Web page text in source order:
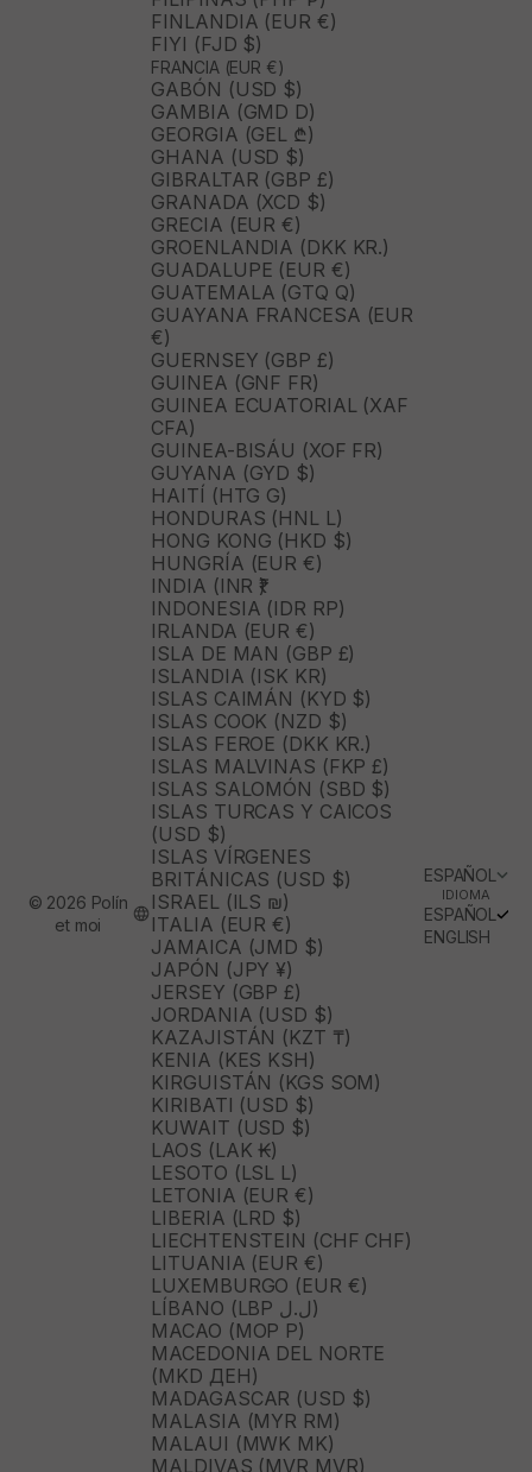
FINLANDIA (EUR €)
FIYI (FJD $)
FRANCIA (EUR €)
GABÓN (USD $)
GAMBIA (GMD D)
GEORGIA (GEL ₾)
GHANA (USD $)
GIBRALTAR (GBP £)
GRANADA (XCD $)
GRECIA (EUR €)
GROENLANDIA (DKK KR.)
GUADALUPE (EUR €)
GUATEMALA (GTQ Q)
GUAYANA FRANCESA (EUR
€)
GUERNSEY (GBP £)
GUINEA (GNF FR)
GUINEA ECUATORIAL (XAF
CFA)
GUINEA-BISÁU (XOF FR)
GUYANA (GYD $)
HAITÍ (HTG G)
HONDURAS (HNL L)
HONG KONG (HKD $)
HUNGRÍA (EUR €)
INDIA (INR ₹)
INDONESIA (IDR RP)
IRLANDA (EUR €)
ISLA DE MAN (GBP £)
ISLANDIA (ISK KR)
ISLAS CAIMÁN (KYD $)
ISLAS COOK (NZD $)
ISLAS FEROE (DKK KR.)
ISLAS MALVINAS (FKP £)
ISLAS SALOMÓN (SBD $)
ISLAS TURCAS Y CAICOS
(USD $)
ISLAS VÍRGENES
BRITÁNICAS (USD $)
ISRAEL (ILS ₪)
ITALIA (EUR €)
JAMAICA (JMD $)
JAPÓN (JPY ¥)
JERSEY (GBP £)
JORDANIA (USD $)
KAZAJISTÁN (KZT ₸)
KENIA (KES KSH)
KIRGUISTÁN (KGS SOM)
KIRIBATI (USD $)
KUWAIT (USD $)
LAOS (LAK ₭)
LESOTO (LSL L)
LETONIA (EUR €)
LIBERIA (LRD $)
LIECHTENSTEIN (CHF CHF)
LITUANIA (EUR €)
LUXEMBURGO (EUR €)
LÍBANO (LBP ل.ل)
MACAO (MOP P)
MACEDONIA DEL NORTE
(MKD ДЕН)
MADAGASCAR (USD $)
MALASIA (MYR RM)
MALAUI (MWK MK)
MALDIVAS (MVR MVR)
ESPAÑOL
IDIOMA
ESPAÑOL
ENGLISH
© 2026 Polín
et moi